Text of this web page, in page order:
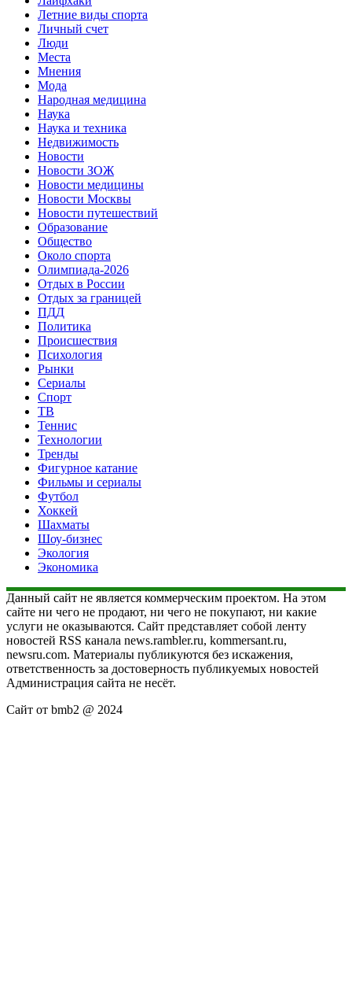
Летние виды спорта
Личный счет
Люди
Места
Мнения
Мода
Народная медицина
Наука
Наука и техника
Недвижимость
Новости
Новости ЗОЖ
Новости медицины
Новости Москвы
Новости путешествий
Образование
Общество
Около спорта
Олимпиада-2026
Отдых в России
Отдых за границей
ПДД
Политика
Происшествия
Психология
Рынки
Сериалы
Спорт
ТВ
Теннис
Технологии
Тренды
Фигурное катание
Фильмы и сериалы
Футбол
Хоккей
Шахматы
Шоу-бизнес
Экология
Экономика
Данный сайт не является коммерческим проектом. На этом
сайте ни чего не продают, ни чего не покупают, ни какие
услуги не оказываются. Сайт представляет собой ленту
новостей RSS канала news.rambler.ru, kommersant.ru,
newsru.com. Материалы публикуются без искажения,
ответственность за достоверность публикуемых новостей
Администрация сайта не несёт.
Сайт от bmb2 @ 2024